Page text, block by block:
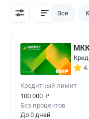
банков. Но наш
доставкой в
ездить в другие
можно сделать, не
Все
Кредитный лимит
100 000 ₽
Без процентов
До 0 дней